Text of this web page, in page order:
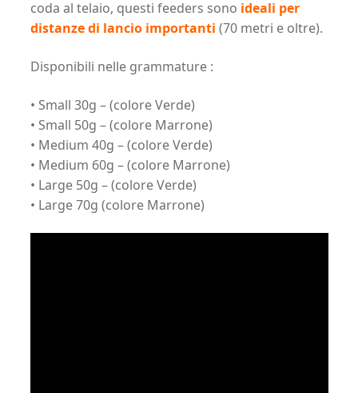
coda al telaio, questi feeders sono ideali per
distanze di lancio importanti (70 metri e oltre).
Disponibili nelle grammature :
• Small 30g – (colore Verde)
• Small 50g – (colore Marrone)
• Medium 40g – (colore Verde)
• Medium 60g – (colore Marrone)
• Large 50g – (colore Verde)
• Large 70g (colore Marrone)